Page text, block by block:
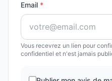
Email *
Vous recevrez un lien pour
confidentiel et n'est jamais